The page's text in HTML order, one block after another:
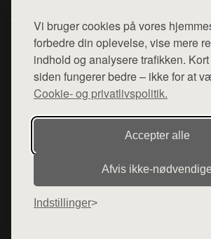
Vi bruger cookies på vores
forbedre din oplevelse, vise mere
indhold og analysere trafikken.
siden fungerer bedre – ikke for at
Cookie- og privatlivspolitik.
Accepter alle
Afvis ikke‑nødvendige
Indstillinger
Top Rabatter
Kontakt
Mail:
Denne side er en del af want.dk, der
hjemmesider med præsentation af
diverse webshops. Der sælges ikke varer
henviser til de shops, som sælger varen. Vi
varerne på lager.